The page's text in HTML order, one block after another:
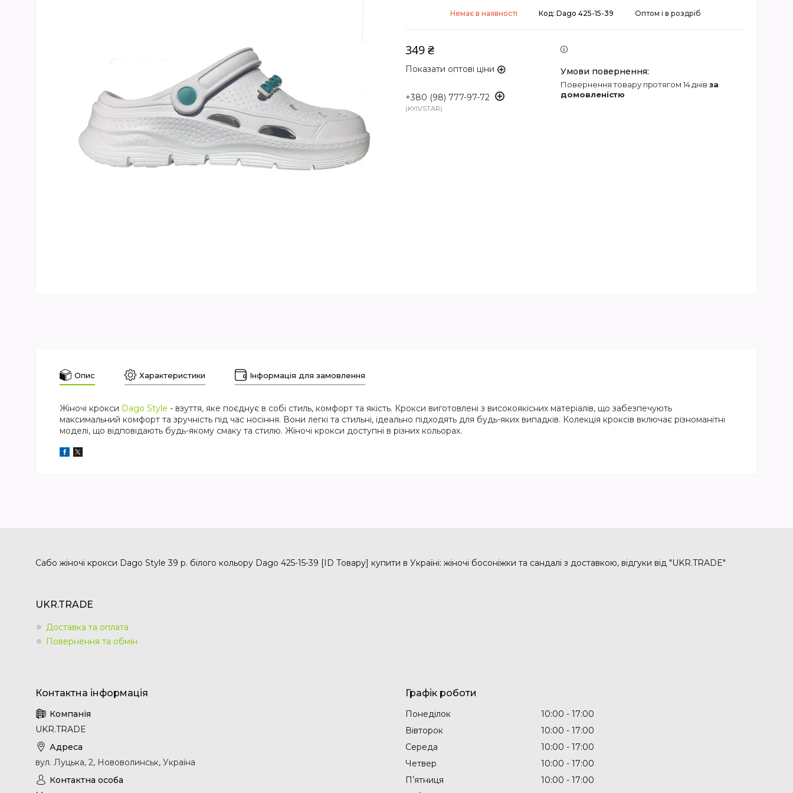
Немає в наявності Оптом і в роздріб
Код: Dago 425-15-39
349 ₴
Показати оптові ціни
+380 (98) 777-97-72
KYIVSTAR
повернення товару протягом 14 днів за
домовленістю
Опис Характеристики Інформація для замовлення
Жіночі крокси Dago Style - взуття, яке поєднує в собі стиль, комфорт та якість. Крокси виготовлені з високоякісних матеріалів, що забезпечують
максимальний комфорт та зручність під час носіння. Вони легкі та стильні, ідеально підходять для будь-яких випадків. Колекція кроксів включає різноманітні
моделі, що відповідають будь-якому смаку та стилю. Жіночі крокси доступні в різних кольорах.
Сабо жіночі крокси Dago Style 39 р. білого кольору Dago 425-15-39 [ID Товару] купити в Україні: жіночі босоніжки та сандалі з доставкою, відгуки від "UKR.TRADE"
UKR.TRADE
Доставка та оплата
Повернення та обмін
UKR.TRADE
вул. Луцька, 2, Нововолинськ, Україна
Графік роботи
Понеділок 10:00
17:00
Вівторок
10:00
17:00
Середа
10:00
17:00
Четвер
10:00
17:00
Пʼятниця
10:00
17:00